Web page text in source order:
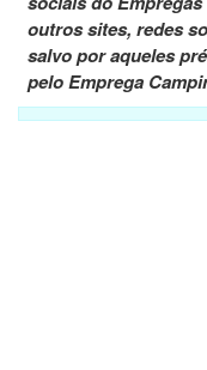
outros sites, redes
salvo por aqueles
pelo Emprega